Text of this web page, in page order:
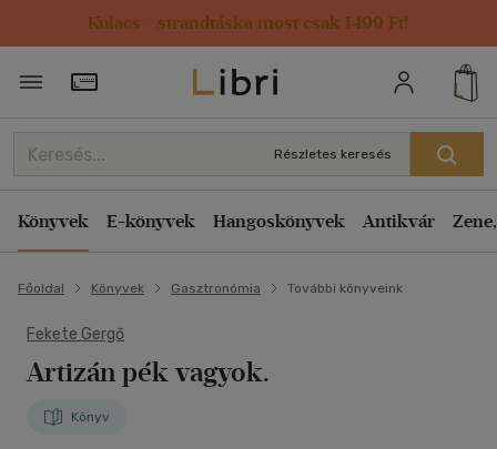
Kulacs / strandtáska most csak 1499 Ft!
Törzsvásárlói Kártya adatai
Részletes keresés
Könyvek E-könyvek Hangoskönyvek Antikvár
Főoldal Könyvek Gasztronómia További könyveink
Fekete Gergő
Artizán pék vagyok.
Könyv